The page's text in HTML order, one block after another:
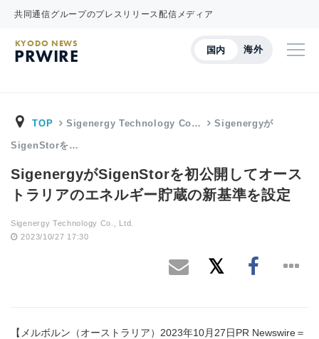
共同通信グループのプレスリリース配信メディア
国内 海外
KYODO NEWS
PRWIRE
TOP Sigenergy Technology Co… Sigenergyが
SigenStorを…
SigenergyがSigenStorを初公開してオース
トラリアのエネルギー貯蔵の新基準を設定
Sigenergy Technology Co., Ltd.
2023/10/27 17:30
【メルボルン（オーストラリア）2023年10月27日PR Newswire＝